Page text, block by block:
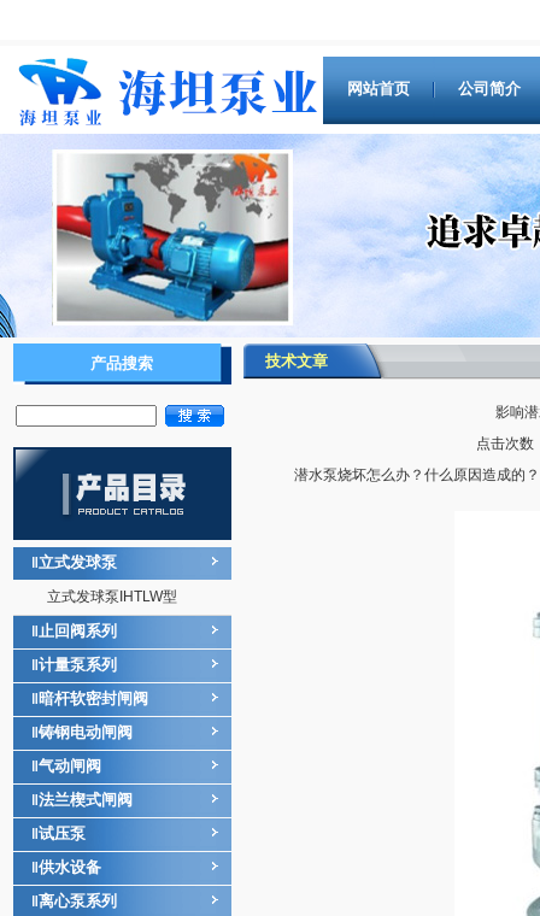
网站首页 公司简介
产品搜索
立式发球泵
立式发球泵IHTLW型
止回阀系列
计量泵系列
暗杆软密封闸阀
铸钢电动闸阀
气动闸阀
法兰楔式闸阀
试压泵
供水设备
离心泵系列
技术文章
影响
点击次数
潜水泵烧坏怎么办？什么原因造成的？